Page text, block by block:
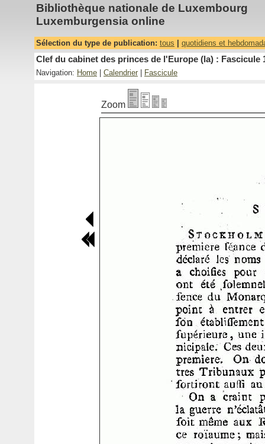
Bibliothèque nationale de Luxembourg
Luxemburgensia online
Sélection du type de publication: tous quotidiens et
Clef du cabinet des princes de l'Europe (la) : Fascicule
Navigation: Home Calendrier Fascicule
Zoom